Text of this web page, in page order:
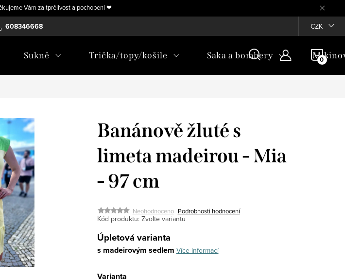
Vám za tprělivost a pochopení ❤
608346668
výměna nebo úprava zboží na míru CZK
Sukně Trička/topy/košile Saka a bombery
Banánově žluté s
limeta madeirou - Mia
- 97 cm
Neohodnoceno Podrobnosti hodnocení
Kód produktu: Zvolte variantu
Úpletová varianta
s madeirovým sedlem Více informací
Varianta